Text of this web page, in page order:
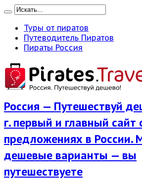
Туры от пиратов
Путеводитель Пиратов
Пираты Россия
Россия — Путешествуй
г. первый и главный сайт
предложениях в
дешевые варианты — вы
путешествуете